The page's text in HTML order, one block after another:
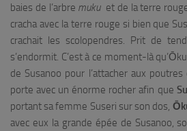
baies de l’arbre mukuet de la terre
cracha avec la terre rouge si bien que
crachait les scolopendres. Prit de
s’endormit. C’est à ce moment-là
de Susanoo pour l’attacher aux
porte avec un énorme rocher afin que
portant sa femme Suseri sur son dos,
avec eux la grande épée de Susanoo,